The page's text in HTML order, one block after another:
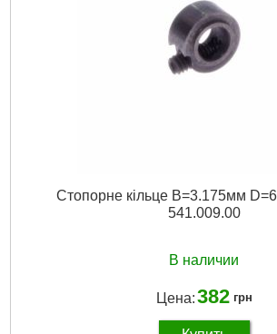
Стопорне кільце B=3.175мм
541.009.00
В наличии
Цена:382 грн